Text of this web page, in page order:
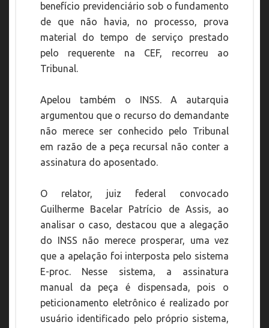
benefício previdenciário sob o fundamento
de que não havia, no processo, prova
material do tempo de serviço prestado
pelo requerente na CEF, recorreu ao
Tribunal.
Apelou também o INSS. A autarquia
argumentou que o recurso do demandante
não merece ser conhecido pelo Tribunal
em razão de a peça recursal não conter a
assinatura do aposentado.
O relator, juiz federal convocado
Guilherme Bacelar Patrício de Assis, ao
analisar o caso, destacou que a alegação
do INSS não merece prosperar, uma vez
que a apelação foi interposta pelo sistema
E-proc. Nesse sistema, a assinatura
manual da peça é dispensada, pois o
peticionamento eletrônico é realizado por
usuário identificado pelo próprio sistema,